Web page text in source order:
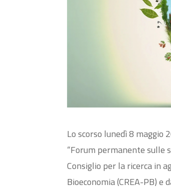
Lo scorso lunedì 8 maggio
“Forum permanente sulle
Consiglio per la ricerca in
Bioeconomia (CREA-PB)